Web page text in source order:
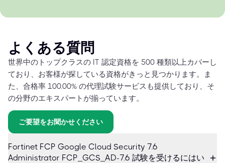
よくある質問
世界中のトップクラスの IT 認定資格を 500 種類以上カバーし
ており、お客様が探している資格がきっと見つかります。ま
た、合格率 100.00% の代理試験サービスも提供しており、そ
の分野のエキスパートが揃っています。
ご要望をお聞かせください
Fortinet FCP Google Cloud Security 7.6
Administrator FCP_GCS_AD-7.6 試験を受けるにはい